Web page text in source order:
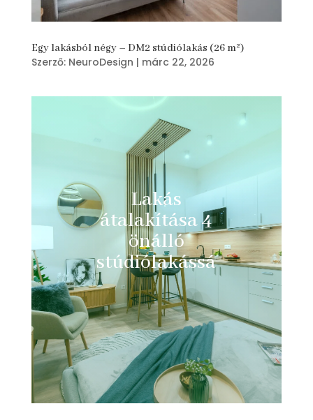
Egy lakásból négy – DM2 stúdiólakás (26 m²)
Szerző: NeuroDesign | márc 22, 2026
Lakás
átalakítása 4
önálló
stúdiólakássá